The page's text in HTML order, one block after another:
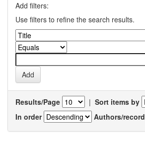
Add filters:
Use filters to refine the search results.
Results/Page | Sort items by
In order
Authors/record